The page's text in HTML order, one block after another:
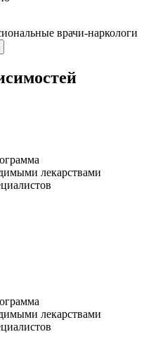
врачи-наркологи
лекарствами
лекарствами